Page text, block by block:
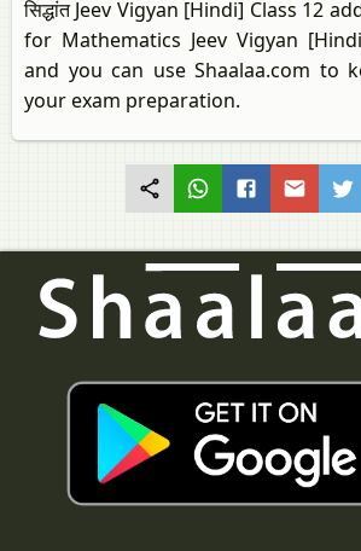
सिद्धांत Jeev Vigyan [Hindi] Class 12
for Mathematics Jeev Vigyan
and you can use Shaalaa.com to
your exam preparation.